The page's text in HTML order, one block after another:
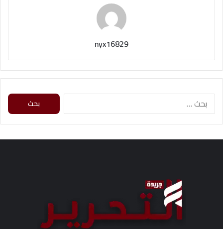
nyx16829
ث